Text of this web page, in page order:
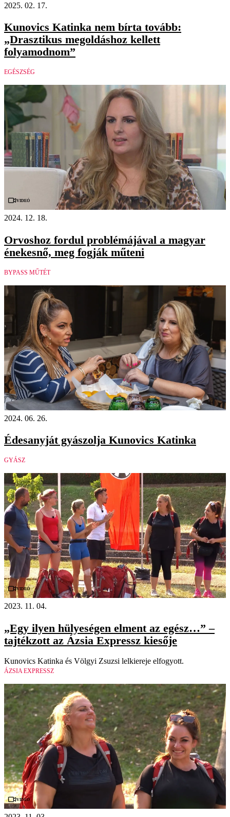
2025. 02. 17.
Kunovics Katinka nem bírta tovább:
„Drasztikus megoldáshoz kellett
folyamodnom”
EGÉSZSÉG
Videó
2024. 12. 18.
Orvoshoz fordul problémájával a magyar
énekesnő, meg fogják műteni
BYPASS MŰTÉT
2024. 06. 26.
Édesanyját gyászolja Kunovics Katinka
GYÁSZ
Videó
2023. 11. 04.
„Egy ilyen hülyeségen elment az egész…” –
tajtékzott az Ázsia Expressz kiesője
Kunovics Katinka és Völgyi Zsuzsi lelkiereje elfogyott.
ÁZSIA EXPRESSZ
Videó